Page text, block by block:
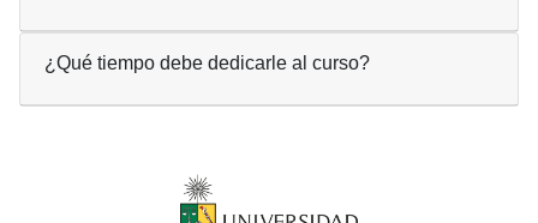
¿Qué tiempo debe dedicarle al curso?